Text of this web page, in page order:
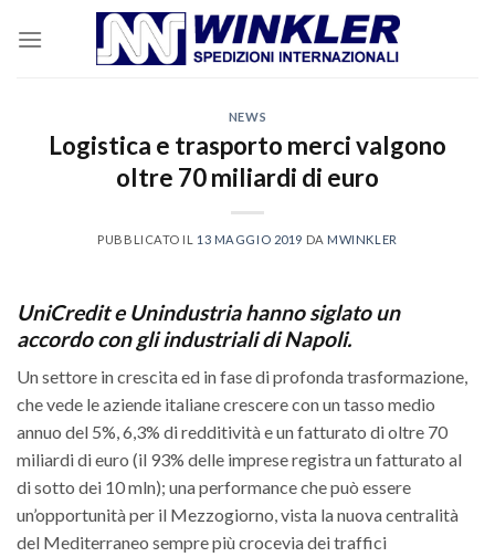
NEWS
Logistica e trasporto merci valgono
oltre 70 miliardi di euro
PUBBLICATO IL 13 MAGGIO 2019 DA MWINKLER
UniCredit e Unindustria hanno siglato un
accordo con gli industriali di Napoli.
Un settore in crescita ed in fase di profonda trasformazione,
che vede le aziende italiane crescere con un tasso medio
annuo del 5%, 6,3% di redditività e un fatturato di oltre 70
miliardi di euro (il 93% delle imprese registra un fatturato al
di sotto dei 10 mln); una performance che può essere
un’opportunità per il Mezzogiorno, vista la nuova centralità
del Mediterraneo sempre più crocevia dei traffici